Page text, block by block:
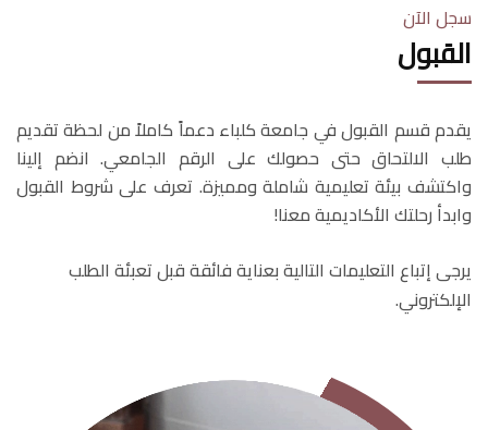
سجل الآن
القبول
يقدم قسم القبول في جامعة كلباء دعماً كاملاً من لحظة تقديم
طلب الالتحاق حتى حصولك على الرقم الجامعي. انضم إلينا
واكتشف بيئة تعليمية شاملة ومميزة. تعرف على شروط القبول
وابدأ رحلتك الأكاديمية معنا!
يرجى إتباع التعليمات التالية بعناية فائقة قبل تعبئة الطلب
الإلكتروني.